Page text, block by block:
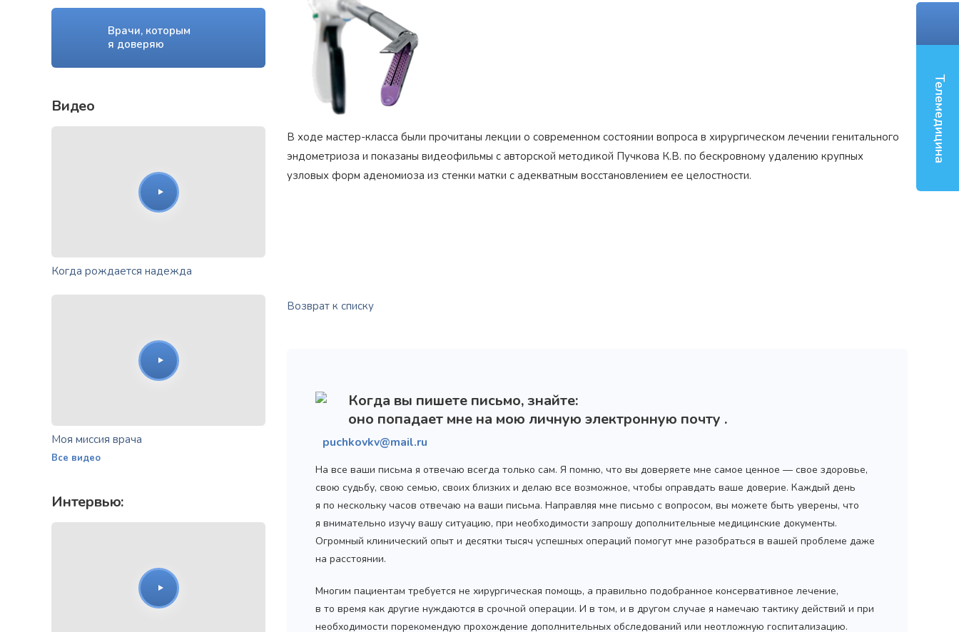
Врачи, которым
я доверяю
Видео
Когда рождается надежда
Моя миссия врача
Все видео
Интервью:
В ходе мастер-класса были прочитаны лекции о современном состоянии вопроса в хирургическом лечении генитального
эндометриоза и показаны видеофильмы с авторской методикой Пучкова К.В. по бескровному удалению крупных
узловых форм аденомиоза из стенки матки с адекватным восстановлением ее целостности.
Возврат к списку
Когда вы пишете письмо, знайте:
оно попадает мне на мою личную электронную почту .
puchkovkv@mail.ru
Телемедицина
На все ваши письма я отвечаю всегда только сам. Я помню, что вы доверяете мне самое ценное — свое здоровье,
свою судьбу, свою семью, своих близких и делаю все возможное, чтобы оправдать ваше доверие. Каждый день
я по нескольку часов отвечаю на ваши письма. Направляя мне письмо с вопросом, вы можете быть уверены, что
я внимательно изучу вашу ситуацию, при необходимости запрошу дополнительные медицинские документы.
Огромный клинический опыт и десятки тысяч успешных операций помогут мне разобраться в вашей проблеме даже
на расстоянии.
Многим пациентам требуется не хирургическая помощь, а правильно подобранное консервативное лечение,
в то время как другие нуждаются в срочной операции. И в том, и в другом случае я намечаю тактику действий и при
необходимости порекомендую прохождение дополнительных обследований или неотложную госпитализацию.